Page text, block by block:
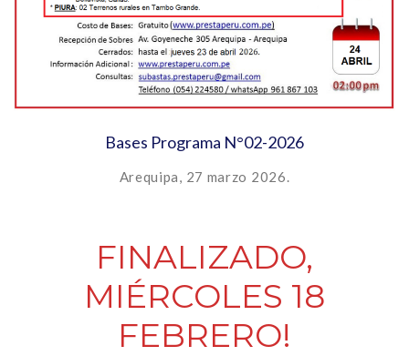
Bases Programa N°02-2026
Arequipa, 27 marzo 2026.
FINALIZADO,
MIÉRCOLES 18
FEBRERO!